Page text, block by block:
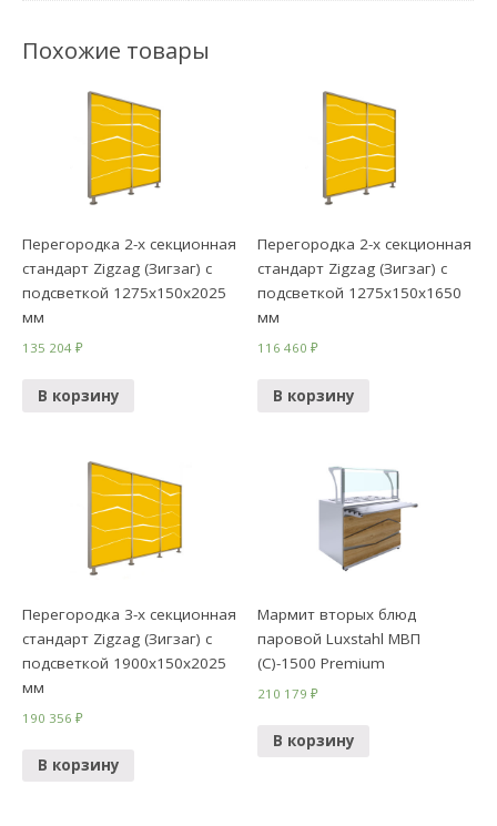
Похожие товары
Перегородка 2-х секционная
стандарт Zigzag (Зигзаг) с
подсветкой 1275х150х2025
мм
135 204₽
В корзину
Перегородка 2-х секционная
стандарт Zigzag (Зигзаг) с
подсветкой 1275х150х1650
мм
116 460₽
В корзину
Перегородка 3-х секционная
стандарт Zigzag (Зигзаг) с
подсветкой 1900х150х2025
мм
190 356₽
В корзину
Мармит вторых блюд
паровой Luxstahl МВП
(С)-1500 Premium
210 179₽
В корзину